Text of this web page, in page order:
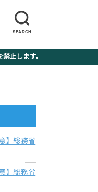
SEARCH
止します。
】総務省
】総務省